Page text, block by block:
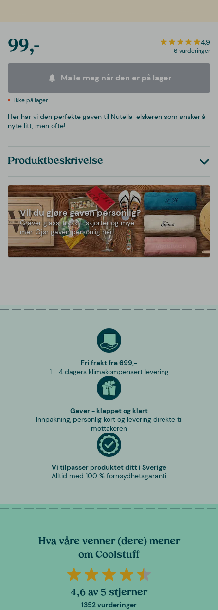
99,- 4,9
6 vurderinger
Maile meg når den er på lager
Ikke på lager
Her har vi den perfekte gaven til Nutella-elskeren som ønsker å
nyte litt, men ofte!
Produktbeskrivelse
Vil du gjøre gaven personlig?
Graver glass, trykk t-skjorter og mye
mer. Gjør gaven personlig her!
Fri frakt fra 699,-
1 - 4 dagers klimakompensert levering
Gaver - klappet og klart
Innpakning, personlig kort og levering direkte til
mottakeren
Vi tilpasser produktet ditt i Sverige
Alltid med 100 % fornøydhetsgaranti
Hva våre venner (dere) mener
om Coolstuff
4,6 av 5 stjerner
1352 vurderinger